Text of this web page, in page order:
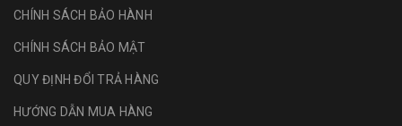
CHÍNH SÁCH BẢO HÀNH
CHÍNH SÁCH BẢO MẬT
QUY ĐỊNH ĐỔI TRẢ HÀNG
HƯỚNG DẪN MUA HÀNG